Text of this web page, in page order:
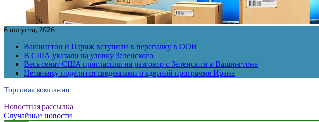
6 августа, 2026
Вашингтон и Париж вступили в перепалку в ООН
В США указали на уловку Зеленского
Весь сенат США пригласили на разговор с Зеленским в Вашингтоне
Нетаньяху поделится сведениями о ядерной программе Ирана
Торговая компания
Новостная рассылка
Случайные новости